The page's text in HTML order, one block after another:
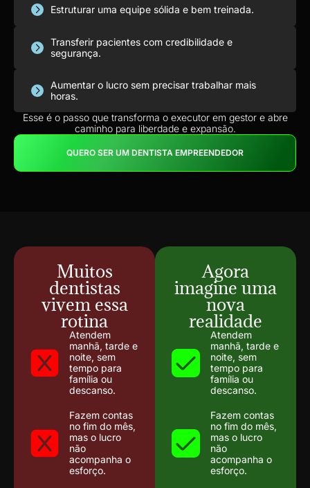
Estruturar uma equipe sólida e bem treinada.
Transferir pacientes com credibilidade e
segurança.
Aumentar o lucro sem precisar trabalhar mais
horas.
Esse é o passo que transforma o executor em gestor e abre
caminho para liberdade e expansão.
QUERO SER UM DENTISTA EMPREENDEDOR
Muitos
dentistas
vivem essa
rotina
Atendem
manhã, tarde e
noite, sem
tempo para
família ou
descanso.
Fazem contas
no fim do mês,
mas o lucro
não
acompanha o
esforço.
Agora
imagine uma
nova
realidade
Atendem
manhã, tarde e
noite, sem
tempo para
família ou
descanso.
Fazem contas
no fim do mês,
mas o lucro
não
acompanha o
esforço.